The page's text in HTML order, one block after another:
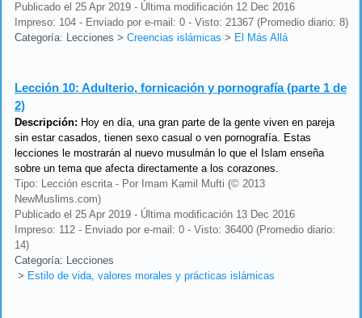
Publicado el 25 Apr 2019 - Última modificación 12 Dec 2016
Impreso: 104 - Enviado por e-mail: 0 - Visto: 21367 (Promedio diario: 8)
Categoría: Lecciones > Creencias islámicas > El Más Allá
Lección 10: Adulterio, fornicación y pornografía (parte 1 de
2)
Descripción: Hoy en día, una gran parte de la gente viven en pareja
sin estar casados, tienen sexo casual o ven pornografía. Estas
lecciones le mostrarán al nuevo musulmán lo que el Islam enseña
sobre un tema que afecta directamente a los corazones.
Tipo: Lección escrita - Por Imam Kamil Mufti (© 2013
NewMuslims.com)
Publicado el 25 Apr 2019 - Última modificación 13 Dec 2016
Impreso: 112 - Enviado por e-mail: 0 - Visto: 36400 (Promedio diario:
14)
Categoría: Lecciones
> Estilo de vida, valores morales y prácticas islámicas